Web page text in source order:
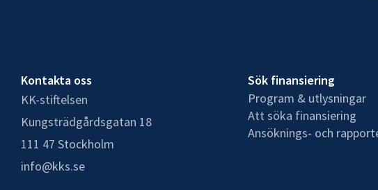
Kontakta oss
KK-stiftelsen
Kungsträdgårdsgatan 18
111 47 Stockholm
info@kks.se
Sök finansiering
Program & utlysningar
Att söka finansiering
Ansöknings- och